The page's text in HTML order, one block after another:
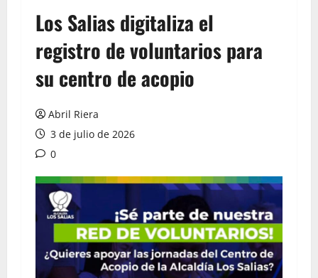
Los Salias digitaliza el
registro de voluntarios para
su centro de acopio
Abril Riera
3 de julio de 2026
0